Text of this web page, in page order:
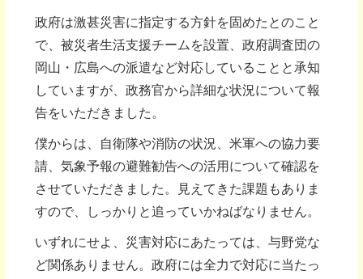
政府は激甚災害に指定する方針を固めたとのこと
で、被災者生活支援チームを設置、政府調査団の
岡山・広島への派遣など対応していることと承知
していますが、政務官から詳細な状況について報
告をいただきました。
僕からは、自衛隊や消防の状況、米軍への協力要
請、気象予報の避難勧告への活用について確認を
させていただきました。見えてきた課題もありま
すので、しっかりと追っていかねばなりません。
いずれにせよ、災害対応にあたっては、与野党な
ど関係ありません。政府には全力で対応に当たっ